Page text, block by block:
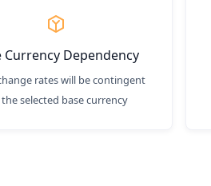
Currency Dependency
rates will be contingent
selected base currency.